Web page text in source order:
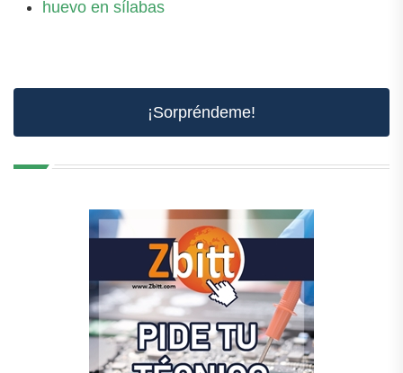
huevo en sílabas
¡Sorpréndeme!